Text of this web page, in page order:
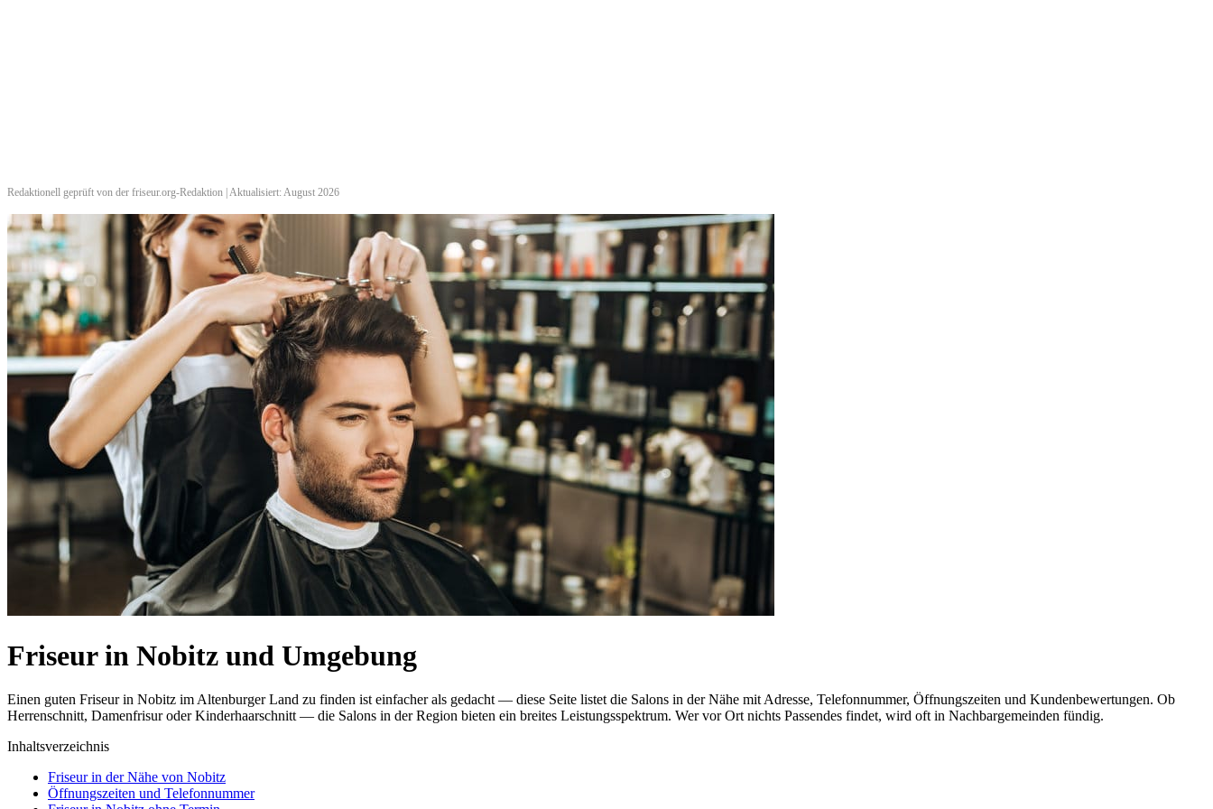
Redaktionell geprüft von der friseur.org-Redaktion | Aktualisiert: August 2026
Friseur in Nobitz und Umgebung
Einen guten Friseur in Nobitz im Altenburger Land zu finden ist einfacher als gedacht — diese Seite listet die Salons in der Nähe mit Adresse, Telefonnummer, Öffnungszeiten und Kundenbewertungen. Ob
Herrenschnitt, Damenfrisur oder Kinderhaarschnitt — die Salons in der Region bieten ein breites Leistungsspektrum. Wer vor Ort nichts Passendes findet, wird oft in Nachbargemeinden fündig.
Inhaltsverzeichnis
Friseur in der Nähe von Nobitz
Öffnungszeiten und Telefonnummer